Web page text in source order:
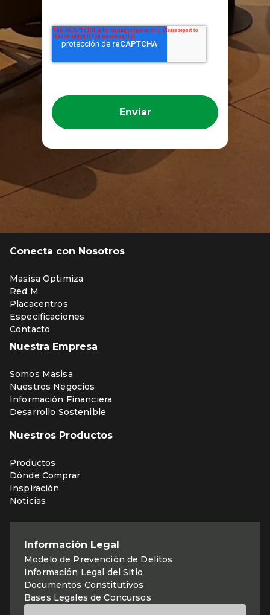
Enviar
Conecta con Nosotros
Masisa Optimiza
Red M
Placacentros
Especificaciones
Contacto
Nuestra Empresa
Somos Masisa
Nuestros Negocios
Información Financiera
Desarrollo Sostenible
Nuestros Productos
Productos
Dónde Comprar
Inspiración
Noticias
Información Legal
Modelo de Prevención de Delitos
Información Legal del Sitio
Documentos Constitutivos
Bases Legales de Concursos